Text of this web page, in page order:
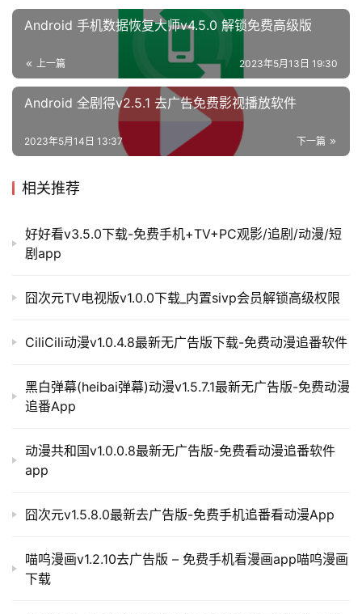
Android 手机数据恢复大师v4.5.0 解锁免费高级版
上一篇 2023年5月13日 19:30
Android 全剧得v2.5.1 去广告免费影视播放软件
下一篇
2023年5月14日 13:37
相关推荐
好好看v3.5.0下载-免费手机+TV+PC观影/追剧/动漫/短
剧app
囧次元TV电视版v1.0.0下载_内置sivp会员解锁高级权限
CiliCili动漫v1.0.4.8最新无广告版下载-免费动漫追番软件
黑白弹幕(heibai弹幕)动漫v1.5.7.1最新无广告版-免费动漫
追番App
动漫共和国v1.0.0.8最新无广告版-免费看动漫追番软件
app
囧次元v1.5.8.0最新去广告版-免费手机追番看动漫App
喵呜漫画v1.2.10去广告版 – 免费手机看漫画app喵呜漫画
下载